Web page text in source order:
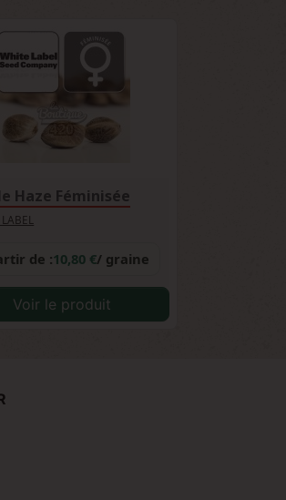
Haze Féminisée
de :10,80 €/ graine
Voir le produit